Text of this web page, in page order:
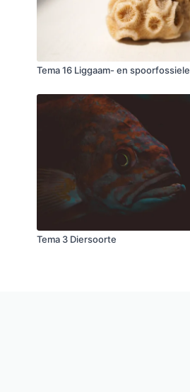
Tema 16 Liggaam- en spoorfossiele
Tema 3 Diersoorte